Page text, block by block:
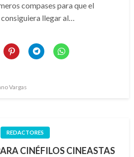
compases para que el
llegar al…
Vargas
REDACTORES
CINÉFILOS CINEASTAS